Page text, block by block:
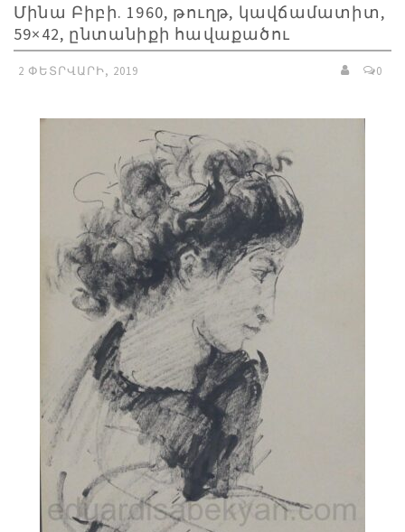
Մինա Բիբի. 1960, թուղթ, կավճամատիտ,
59×42, ընտանիքի հավաքածու
2 ՓԵՏՐՎԱՐԻ, 2019 0